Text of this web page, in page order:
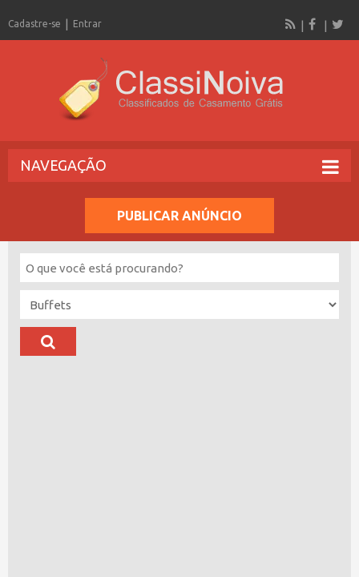
Cadastre-se Entrar
NAVEGAÇÃO
PUBLICAR ANÚNCIO